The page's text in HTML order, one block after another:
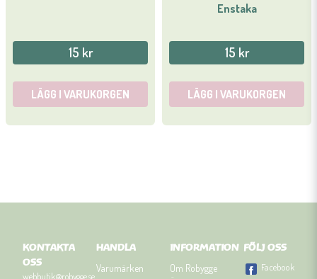
15 kr
LÄGG I VARUKORGEN
Enstaka
15 kr
LÄGG I VARUKORGEN
KONTAKTA
OSS
webbutik@robygge.se
HANDLA
Varumärken
INFORMATION
Om Robygge
FÖLJ OSS
Facebook